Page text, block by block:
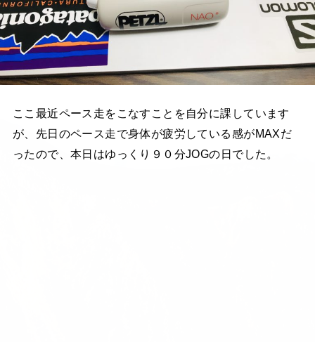
ここ最近ペース走をこなすことを自分に課しています
が、先日のペース走で身体が疲労している感がMAXだ
ったので、本日はゆっくり９０分JOGの日でした。